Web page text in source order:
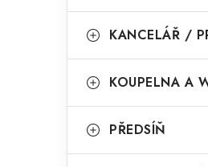
n
n
p
i
KANCELÁŘ /
KOUPELNA A
PŘEDSÍŇ